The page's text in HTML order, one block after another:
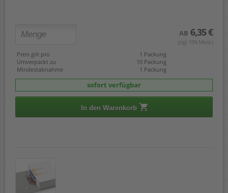
AB 6,35 €
(zzgl. 19% Mwst.)
Preis gilt pro
1 Packung
Umverpackt zu
10 Packung
Mindestabnahme
1 Packung
sofort verfügbar
In den Warenkorb